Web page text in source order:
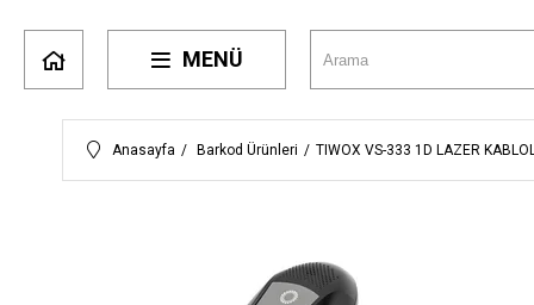
MENÜ
Anasayfa Barkod Ürünleri TIWOX VS-333 1D LAZER